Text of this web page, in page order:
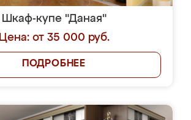
Шкаф-купе "Даная"
Цена: от 35 000 руб.
ПОДРОБНЕЕ